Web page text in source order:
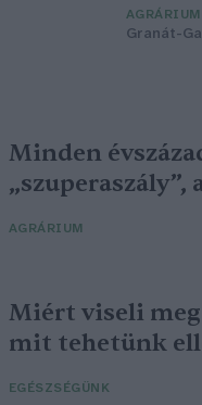
AGRÁRIUM
Granát-
Minden
„szuperaszály”,
AGRÁRIUM
Miért viseli meg
mit tehetünk
EGÉSZSÉGÜNK